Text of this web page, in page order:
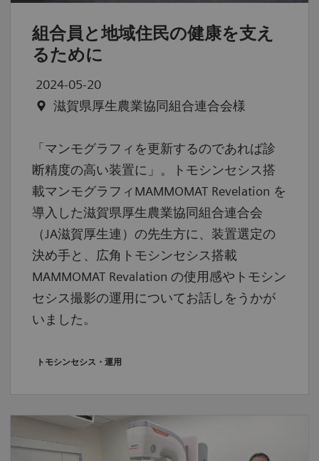
組合員と地域住民の健康を支え
るために
2024-05-20
滋賀県厚生農業協同組合連合会様
「マンモグラフィを更新するのであれば診
断精度の高い装置に」。トモシンセシス搭
載マンモグラフィMAMMOMAT Revelation を
導入した滋賀県厚生農業協同組合連合会
（JA滋賀厚生連）の先生方に、装置選定の
決め手と、広角トモシンセシス搭載
MAMMOMAT Revalation の使用感やトモシン
セシス撮影の運用についてお話しをうかが
いました。
トモシンセシス・運用